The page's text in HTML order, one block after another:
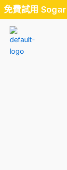
Skip
to
content
免費試用 Sogar